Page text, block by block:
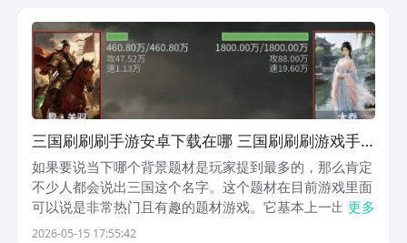
三国刷刷刷手游安卓下载在哪 三国刷刷刷游戏手
机版下载盘点
如果要说当下哪个背景题材是玩家提到最多的，那么肯定
不少人都会说出三国这个名字。这个题材在目前游戏里面
可以说是非常热门且有趣的题材游戏。它基本上一出现就
有着很多玩家关注。那么，三国刷刷刷手游下载在哪？很
更多
2026-05-15 17:55:42